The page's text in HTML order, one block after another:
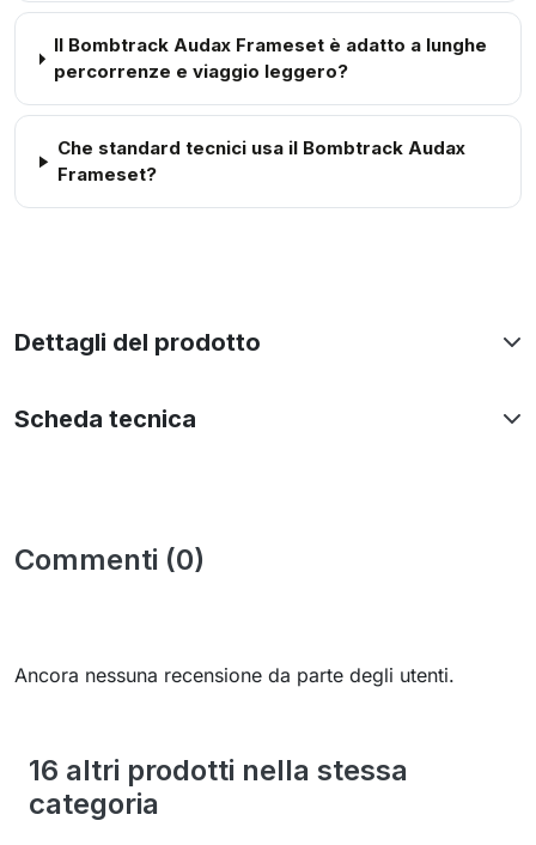
Il Bombtrack Audax Frameset è adatto a lunghe
percorrenze e viaggio leggero?
Che standard tecnici usa il Bombtrack Audax
Frameset?
Dettagli del prodotto
Scheda tecnica
Commenti (0)
Ancora nessuna recensione da parte degli utenti.
16 altri prodotti nella stessa
categoria